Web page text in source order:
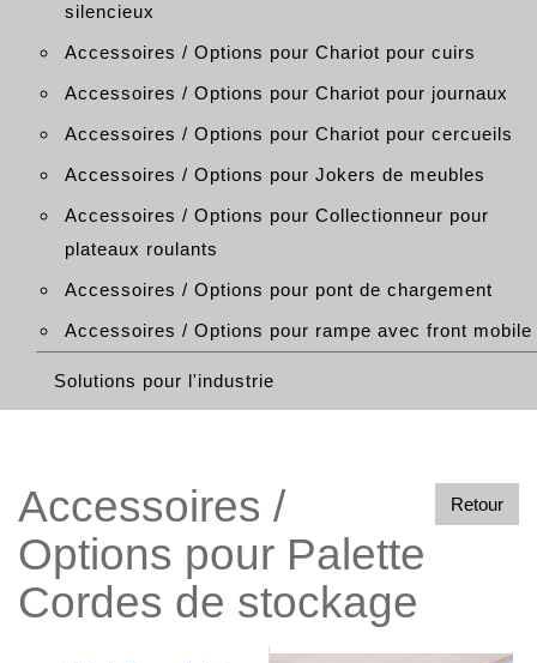
silencieux
Accessoires / Options pour Chariot pour cuirs
Accessoires / Options pour Chariot pour journaux
Accessoires / Options pour Chariot pour cercueils
Accessoires / Options pour Jokers de meubles
Accessoires / Options pour Collectionneur pour
plateaux roulants
Accessoires / Options pour pont de chargement
Accessoires / Options pour rampe avec front mobile
Solutions pour l'industrie
Retour
Accessoires /
Options pour Palette
Cordes de stockage